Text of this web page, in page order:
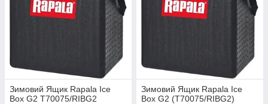
Зимовий Ящик Rapala Ice
Box G2 T70075/RIBG2
Зимовий Ящик Rapala Ice
Box G2 (T70075/RIBG2)